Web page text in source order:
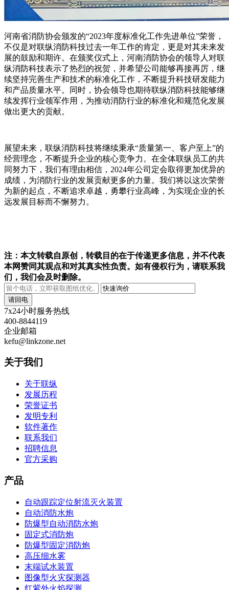
河南省消防协会颁发的“2023年度标准化工作先进单位”荣誉，
不仅是对联纵消防科技过去一年工作的肯定，更是对其未来发
展的鼓励和期许。在颁奖仪式上，河南消防协会的领导人对联
纵消防科技表示了热烈的祝贺，并希望公司能够再接再厉，继
续坚持完善生产和技术的标准化工作，不断提升科技研发能力
和产品质量水平。同时，协会领导也期待联纵消防科技能够继
续发挥行业领军作用，为推动消防行业的标准化和规范化发展
做出更大的贡献。
展望未来，联纵消防科技将继续秉承“质量第一、客户至上”的
经营理念，不断提升企业的核心竞争力。在全体联纵员工的共
同努力下，我们有理由相信，2024年公司定会取得更加优异的
成绩，为消防行业的发展贡献更多的力量。我们将以这次荣誉
为新的起点，不断追求卓越，勇攀行业高峰，为实现企业的长
远发展目标而不懈努力。
注：本文转载自原创，转载目的在于传递更多信息，并不代表
本网赞同其观点和对其真实性负责。如有侵权行为，请联系我
们，我们会及时删除。
请回电
7x24小时服务热线
400-8844119
企业邮箱
kefu@linkzone.net
关于我们
关于联纵
发展历程
荣誉证书
发明专利
软件著作
联系我们
招聘信息
官方采购
产品
自动跟踪定位射流灭火装置
自动消防水炮
防爆型自动消防水炮
固定式消防炮
防爆型固定消防炮
高压细水雾
末端试水装置
图像型火灾探测器